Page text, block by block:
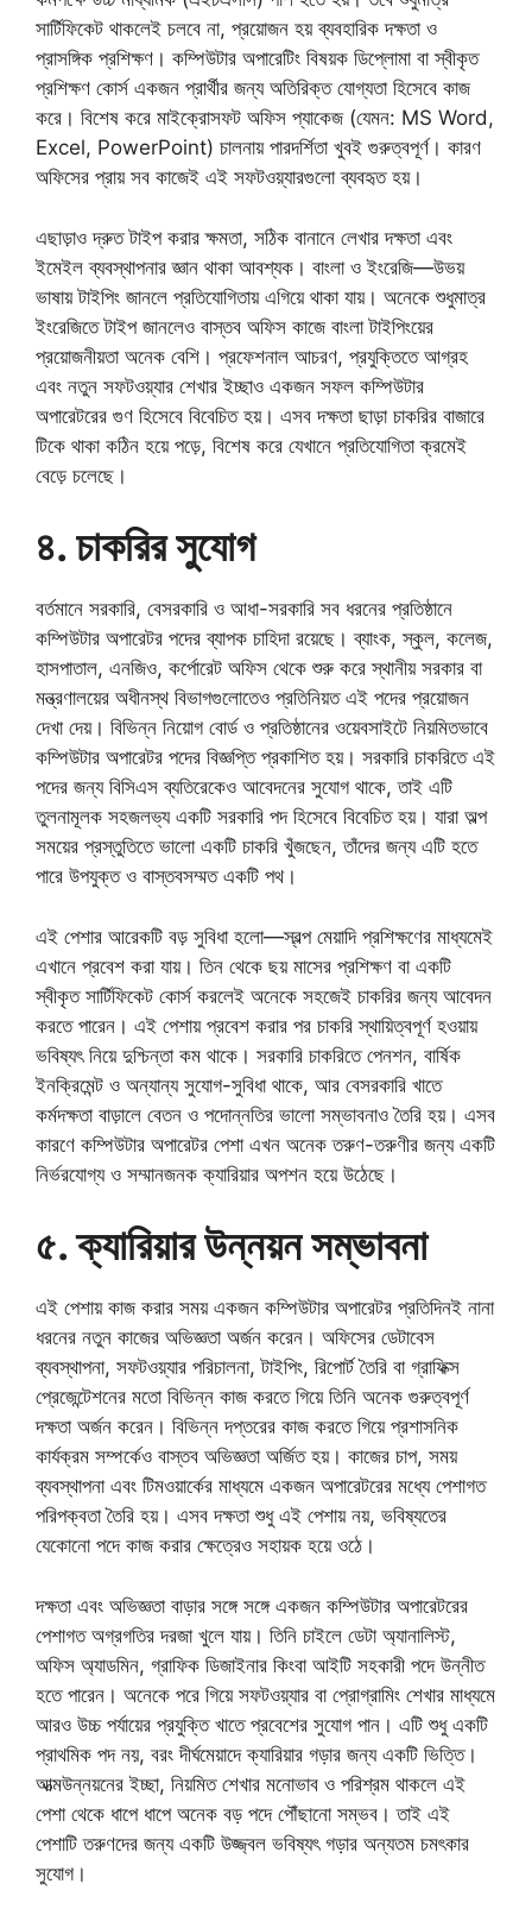
সার্টিফিকেট থাকলেই চলবে না, প্রয়োজন হয় ব্যবহারিক দক্ষতা ও
প্রাসঙ্গিক প্রশিক্ষণ। কম্পিউটার অপারেটিং বিষয়ক ডিপ্লোমা বা স্বীকৃত
প্রশিক্ষণ কোর্স একজন প্রার্থীর জন্য অতিরিক্ত যোগ্যতা হিসেবে কাজ
করে। বিশেষ করে মাইক্রোসফট অফিস প্যাকেজ (যেমন: MS Word,
Excel, PowerPoint) চালনায় পারদর্শিতা খুবই গুরুত্বপূর্ণ। কারণ
অফিসের প্রায় সব কাজেই এই সফটওয়্যারগুলো ব্যবহৃত হয়।
এছাড়াও দ্রুত টাইপ করার ক্ষমতা, সঠিক বানানে লেখার দক্ষতা এবং
ইমেইল ব্যবস্থাপনার জ্ঞান থাকা আবশ্যক। বাংলা ও ইংরেজি—উভয়
ভাষায় টাইপিং জানলে প্রতিযোগিতায় এগিয়ে থাকা যায়। অনেকে শুধুমাত্র
ইংরেজিতে টাইপ জানলেও বাস্তব অফিস কাজে বাংলা টাইপিংয়ের
প্রয়োজনীয়তা অনেক বেশি। প্রফেশনাল আচরণ, প্রযুক্তিতে আগ্রহ
এবং নতুন সফটওয়্যার শেখার ইচ্ছাও একজন সফল কম্পিউটার
অপারেটরের গুণ হিসেবে বিবেচিত হয়। এসব দক্ষতা ছাড়া চাকরির বাজারে
টিকে থাকা কঠিন হয়ে পড়ে, বিশেষ করে যেখানে প্রতিযোগিতা ক্রমেই
বেড়ে চলেছে।
৪. চাকরির সুযোগ
বর্তমানে সরকারি, বেসরকারি ও আধা-সরকারি সব ধরনের প্রতিষ্ঠানে
কম্পিউটার অপারেটর পদের ব্যাপক চাহিদা রয়েছে। ব্যাংক, স্কুল, কলেজ,
হাসপাতাল, এনজিও, কর্পোরেট অফিস থেকে শুরু করে স্থানীয় সরকার বা
মন্ত্রণালয়ের অধীনস্থ বিভাগগুলোতেও প্রতিনিয়ত এই পদের প্রয়োজন
দেখা দেয়। বিভিন্ন নিয়োগ বোর্ড ও প্রতিষ্ঠানের ওয়েবসাইটে নিয়মিতভাবে
কম্পিউটার অপারেটর পদের বিজ্ঞপ্তি প্রকাশিত হয়। সরকারি চাকরিতে এই
পদের জন্য বিসিএস ব্যতিরেকেও আবেদনের সুযোগ থাকে, তাই এটি
তুলনামূলক সহজলভ্য একটি সরকারি পদ হিসেবে বিবেচিত হয়। যারা অল্প
সময়ের প্রস্তুতিতে ভালো একটি চাকরি খুঁজছেন, তাঁদের জন্য এটি হতে
পারে উপযুক্ত ও বাস্তবসম্মত একটি পথ।
এই পেশার আরেকটি বড় সুবিধা হলো—স্বল্প মেয়াদি প্রশিক্ষণের মাধ্যমেই
এখানে প্রবেশ করা যায়। তিন থেকে ছয় মাসের প্রশিক্ষণ বা একটি
স্বীকৃত সার্টিফিকেট কোর্স করলেই অনেকে সহজেই চাকরির জন্য আবেদন
করতে পারেন। এই পেশায় প্রবেশ করার পর চাকরি স্থায়িত্বপূর্ণ হওয়ায়
ভবিষ্যৎ নিয়ে দুশ্চিন্তা কম থাকে। সরকারি চাকরিতে পেনশন, বার্ষিক
ইনক্রিমেন্ট ও অন্যান্য সুযোগ-সুবিধা থাকে, আর বেসরকারি খাতে
কর্মদক্ষতা বাড়ালে বেতন ও পদোন্নতির ভালো সম্ভাবনাও তৈরি হয়। এসব
কারণে কম্পিউটার অপারেটর পেশা এখন অনেক তরুণ-তরুণীর জন্য একটি
নির্ভরযোগ্য ও সম্মানজনক ক্যারিয়ার অপশন হয়ে উঠেছে।
৫. ক্যারিয়ার উন্নয়ন সম্ভাবনা
এই পেশায় কাজ করার সময় একজন কম্পিউটার অপারেটর প্রতিদিনই নানা
ধরনের নতুন কাজের অভিজ্ঞতা অর্জন করেন। অফিসের ডেটাবেস
ব্যবস্থাপনা, সফটওয়্যার পরিচালনা, টাইপিং, রিপোর্ট তৈরি বা গ্রাফিক্স
প্রেজেন্টেশনের মতো বিভিন্ন কাজ করতে গিয়ে তিনি অনেক গুরুত্বপূর্ণ
দক্ষতা অর্জন করেন। বিভিন্ন দপ্তরের কাজ করতে গিয়ে প্রশাসনিক
কার্যক্রম সম্পর্কেও বাস্তব অভিজ্ঞতা অর্জিত হয়। কাজের চাপ, সময়
ব্যবস্থাপনা এবং টিমওয়ার্কের মাধ্যমে একজন অপারেটরের মধ্যে পেশাগত
পরিপক্বতা তৈরি হয়। এসব দক্ষতা শুধু এই পেশায় নয়, ভবিষ্যতের
যেকোনো পদে কাজ করার ক্ষেত্রেও সহায়ক হয়ে ওঠে।
দক্ষতা এবং অভিজ্ঞতা বাড়ার সঙ্গে সঙ্গে একজন কম্পিউটার অপারেটরের
পেশাগত অগ্রগতির দরজা খুলে যায়। তিনি চাইলে ডেটা অ্যানালিস্ট,
অফিস অ্যাডমিন, গ্রাফিক ডিজাইনার কিংবা আইটি সহকারী পদে উন্নীত
হতে পারেন। অনেকে পরে গিয়ে সফটওয়্যার বা প্রোগ্রামিং শেখার মাধ্যমে
আরও উচ্চ পর্যায়ের প্রযুক্তি খাতে প্রবেশের সুযোগ পান। এটি শুধু একটি
প্রাথমিক পদ নয়, বরং দীর্ঘমেয়াদে ক্যারিয়ার গড়ার জন্য একটি ভিত্তি।
আত্মউন্নয়নের ইচ্ছা, নিয়মিত শেখার মনোভাব ও পরিশ্রম থাকলে এই
পেশা থেকে ধাপে ধাপে অনেক বড় পদে পৌঁছানো সম্ভব। তাই এই
পেশাটি তরুণদের জন্য একটি উজ্জ্বল ভবিষ্যৎ গড়ার অন্যতম চমৎকার
সুযোগ।